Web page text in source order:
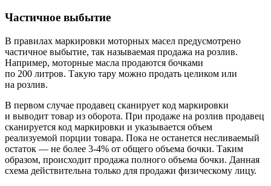
Частичное выбытие
В правилах маркировки моторных масел предусмотрено
частичное выбытие, так называемая продажа на розлив.
Например, моторные масла продаются бочками
по 200 литров. Такую тару можно продать целиком или
на розлив.
В первом случае продавец сканирует код маркировки
и выводит товар из оборота. При продаже на розлив продавец
сканируется код маркировки и указывается объем
реализуемой порции товара. Пока не останется несливаемый
остаток — не более 3-4% от общего объема бочки. Таким
образом, происходит продажа полного объема бочки. Данная
схема действительна только для продажи физическому лицу.